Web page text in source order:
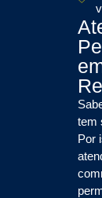
tem
Por